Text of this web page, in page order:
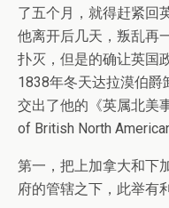
了五个月，就得赶紧回
他离开后几天，叛乱再
扑灭，但是的确让英国
1838年冬天达拉漠伯爵
交出了他的《英属北美
of British North
第一，把上加拿大和下
府的管辖之下，此举有